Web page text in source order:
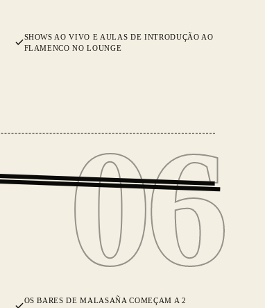
SHOWS AO VIVO E AULAS DE INTRODUÇÃO AO
FLAMENCO NO LOUNGE
06
06
OS BARES DE MALASAÑA COMEÇAM A 2